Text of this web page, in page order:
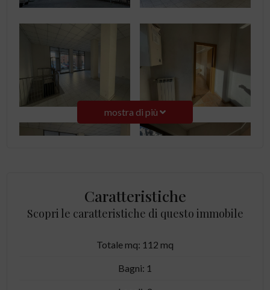
mostra di più
Caratteristiche
Scopri le caratteristiche di questo immobile
Totale mq: 112 mq
Bagni: 1